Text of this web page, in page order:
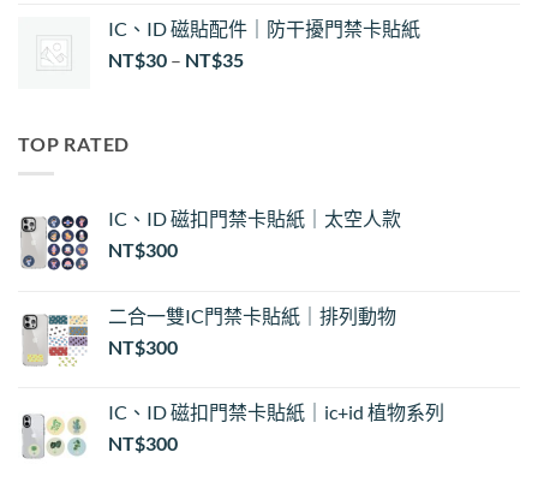
IC、ID 磁貼配件｜防干擾門禁卡貼紙
NT$30 – NT$35價
NT$35
TOP RATED
IC、ID 磁扣門禁卡貼紙｜太空人款
NT$300
二合一雙IC門禁卡貼紙｜排列動物
NT$300
IC、ID 磁扣門禁卡貼紙｜ic+id 植物系列
NT$300